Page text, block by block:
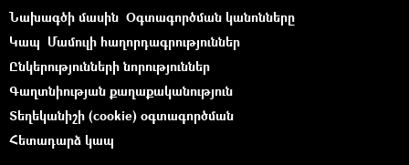
Նախագծի մասին Օգտագործման կանոնները
Կապ Մամուլի հաղորդագրություններ
Ընկերությունների նորություններ
Գաղտնիության քաղաքականություն
Տեղեկանիշի (cookie) օգտագործման
Հետադարձ կապ